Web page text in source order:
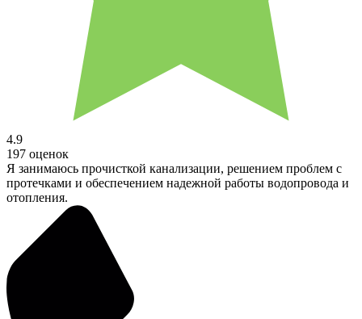
4.9
197 оценок
Я занимаюсь прочисткой канализации, решением проблем с
протечками и обеспечением надежной работы водопровода и
отопления.